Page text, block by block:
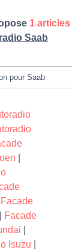
1 articles
Saab
pour Saab
Facade
Facade
Isuzu